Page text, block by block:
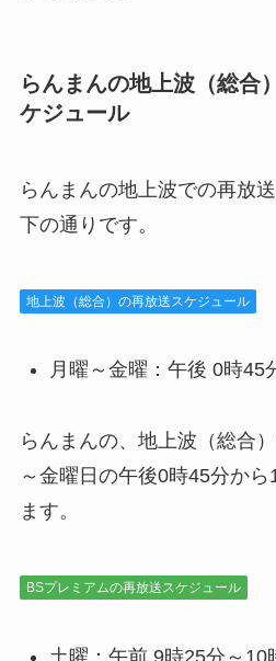
らんまんの地上波（総合
ケジュール
らんまんの地上波での再放
下の通りです。
地上波（総合）の再放送スケジュール
月曜～金曜：午後 0時45
らんまんの、地上波（総合
～金曜日の午後0時45分か
ます。
BSプレミアムの再放送スケジュール
土曜：午前 9時25分～10